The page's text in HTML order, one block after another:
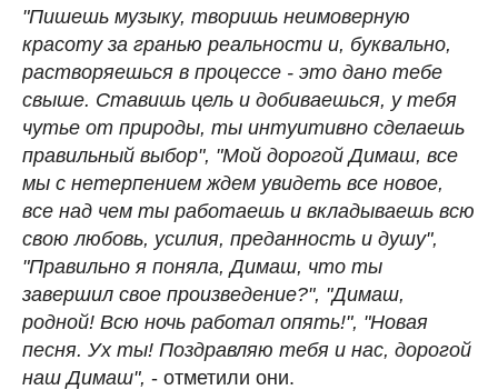
"Пишешь музыку, творишь неимоверную
красоту за гранью реальности и, буквально,
растворяешься в процессе - это дано тебе
свыше. Ставишь цель и добиваешься, у тебя
чутье от природы, ты интуитивно сделаешь
правильный выбор", "Мой дорогой Димаш, все
мы с нетерпением ждем увидеть все новое,
все над чем ты работаешь и вкладываешь всю
свою любовь, усилия, преданность и душу",
"Правильно я поняла, Димаш, что ты
завершил свое произведение?", "Димаш,
родной! Всю ночь работал опять!", "Новая
песня. Ух ты! Поздравляю тебя и нас, дорогой
наш Димаш", - отметили они.